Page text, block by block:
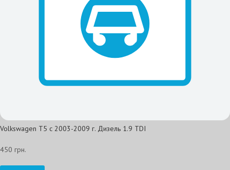
Volkswagen T5 с 2003-2009 г. Дизель 1.9 TDI
450 грн.